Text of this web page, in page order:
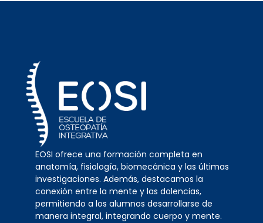
EOSI ofrece una formación completa en
anatomía, fisiología, biomecánica y las últimas
investigaciones. Además, destacamos la
conexión entre la mente y las dolencias,
permitiendo a los alumnos desarrollarse de
manera integral, integrando cuerpo y mente.